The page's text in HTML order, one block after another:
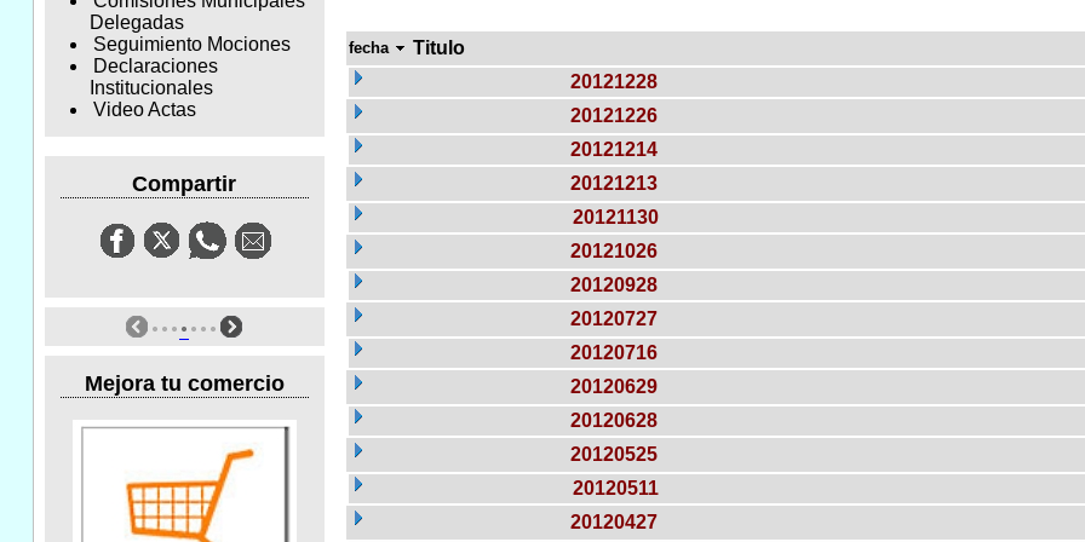
Delegadas
Seguimiento Mociones
Declaraciones
Institucionales
Video Actas
Compartir
Mejora tu comercio
fecha Titulo
20121228
20121226
20121214
20121213
20121130
20121026
20120928
20120727
20120716
20120629
20120628
20120525
20120511
20120427